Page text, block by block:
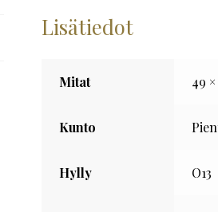
Lisätiedot
Mitat 49
Kunto
Hylly O13